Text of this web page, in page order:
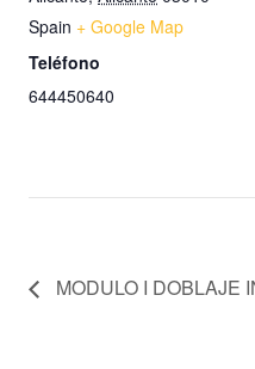
Spain + Google Map
Teléfono
644450640
MODULO I DOBLAJE